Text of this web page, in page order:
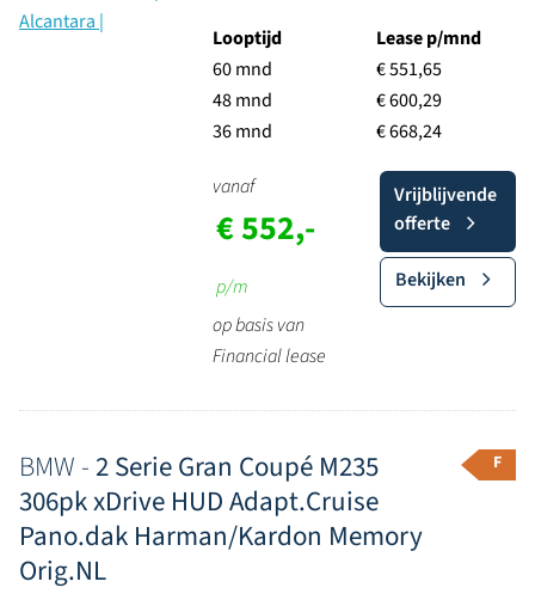
Looptijd
60 mnd
48 mnd
36 mnd
Lease p/mnd
€ 551,65
€ 600,29
€ 668,24
vanaf
€ 552,-
p/m
op basis van
Financial lease
Vrijblijvende
offerte
Bekijken
BMW - 2 Serie Gran Coupé M235
306pk xDrive HUD Adapt.Cruise
Pano.dak Harman/Kardon Memory
Orig.NL
F